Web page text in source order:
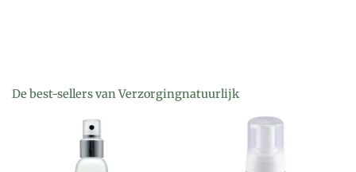
De best-sellers van Verzorgingnatuurlijk